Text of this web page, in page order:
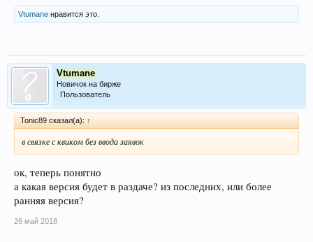
Vtumane нравится это.
Vtumane
Новичок на бирже
Пользователь
Tonic89 сказал(а): ↑
в связке с квиком без ввода заявок
ок, теперь понятно
а какая версия будет в раздаче? из последних, или более
ранняя версия?
26 май 2018